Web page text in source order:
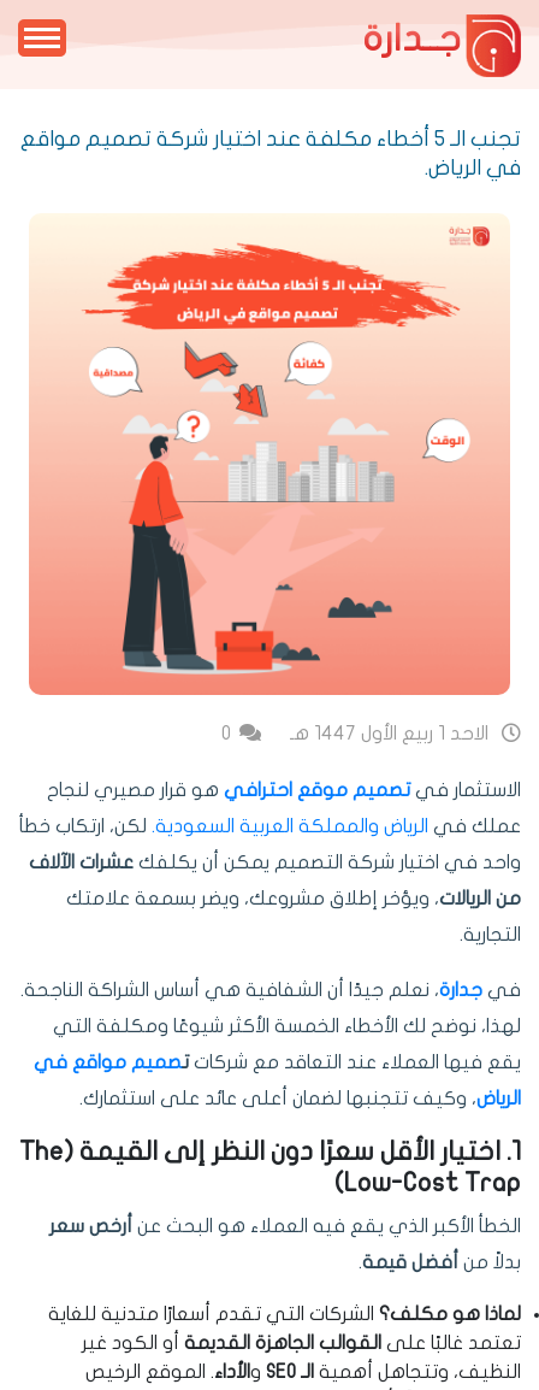
جــدارة
تجنب الـ 5 أخطاء مكلفة عند اختيار شركة تصميم مواقع
في الرياض.
الاحد 1 ربيع الأول 1447 هـ 0
الاستثمار فيتصميم موقع احترافي هو قرار مصيري لنجاح
عملك في الرياض والمملكة العربية السعودية. لكن، ارتكاب خطأ
واحد في اختيار شركة التصميم يمكن أن يكلفك عشرات الآلاف
من الريالات، ويؤخر إطلاق مشروعك، ويضر بسمعة علامتك
التجارية.
في جدارة، نعلم جيدًا أن الشفافية هي أساس الشراكة الناجحة.
لهذا، نوضح لك الأخطاء الخمسة الأكثر شيوعًا ومكلفة التي
يقع فيها العملاء عند التعاقد مع شركاتتصميم مواقع في
الرياض، وكيف تتجنبها لضمان أعلى عائد على استثمارك.
1. اختيار الأقل سعرًا دون النظر إلى القيمة (The
Low-Cost Trap)
الخطأ الأكبر الذي يقع فيه العملاء هو البحث عن أرخص سعر
بدلاً من أفضل قيمة.
لماذا هو مكلف؟ الشركات التي تقدم أسعارًا متدنية للغاية
تعتمد غالبًا على القوالب الجاهزة القديمة أو الكود غير
النظيف، وتتجاهل أهمية الـ SEO والأداء. الموقع الرخيص